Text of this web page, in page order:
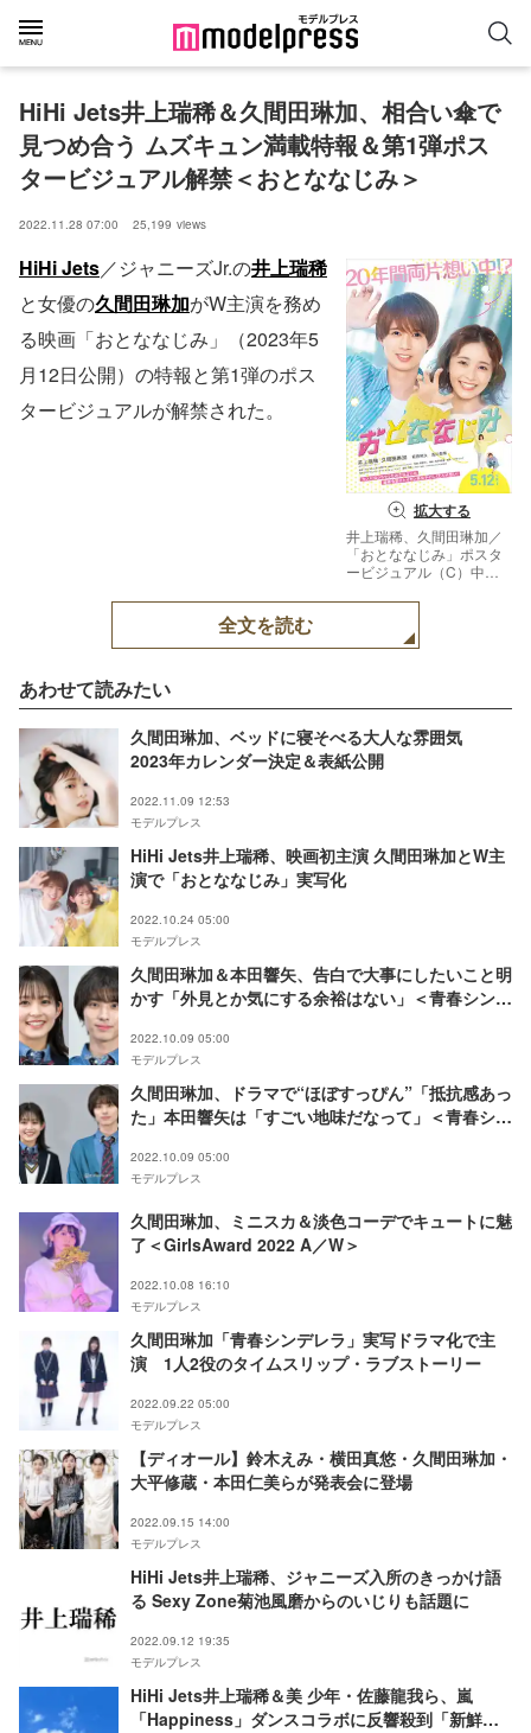
HiHi Jets井上瑞稀＆久間田琳加、相合い傘で
見つめ合う ムズキュン満載特報＆第1弾ポス
タービジュアル解禁＜おとななじみ＞
2022.11.28 07:00 25,199 views
拡大する
井上瑞稀、久間田琳加／
「おとななじみ」ポスタ
ービジュアル（C）中原
なじみ」製作委員会
HiHi Jets／ジャニーズJr.の井上瑞稀
と女優の久間田琳加がW主演を務め
る映画「おとななじみ」（2023年5
月12日公開）の特報と第1弾のポス
タービジュアルが解禁された。
全文を読む
あわせて読みたい
久間田琳加、ベッドに寝そべる大人な雰囲気
2023年カレンダー決定＆表紙公開
2022.11.09 12:53
モデルプレス
HiHi Jets井上瑞稀、映画初主演 久間田琳加とW主
演で「おとななじみ」実写化
2022.10.24 05:00
モデルプレス
久間田琳加＆本田響矢、告白で大事にしたいこと明
かす「外見とか気にする余裕はない」＜青春シンデ
2022.10.09 05:00
モデルプレス
久間田琳加、ドラマで“ほぼすっぴん”「抵抗感あっ
た」本田響矢は「すごい地味だなって」＜青春シン
2022.10.09 05:00
モデルプレス
久間田琳加、ミニスカ＆淡色コーデでキュートに魅
了＜GirlsAward 2022 A／W＞
2022.10.08 16:10
モデルプレス
久間田琳加「青春シンデレラ」実写ドラマ化で主
演 1人2役のタイムスリップ・ラブストーリー
2022.09.22 05:00
モデルプレス
【ディオール】鈴木えみ・横田真悠・久間田琳加・
大平修蔵・本田仁美らが発表会に登場
2022.09.15 14:00
モデルプレス
HiHi Jets井上瑞稀、ジャニーズ入所のきっかけ語
る Sexy Zone菊池風磨からのいじりも話題に
2022.09.12 19:35
モデルプレス
HiHi Jets井上瑞稀＆美 少年・佐藤龍我ら、嵐
「Happiness」ダンスコラボに反響殺到「新鮮」